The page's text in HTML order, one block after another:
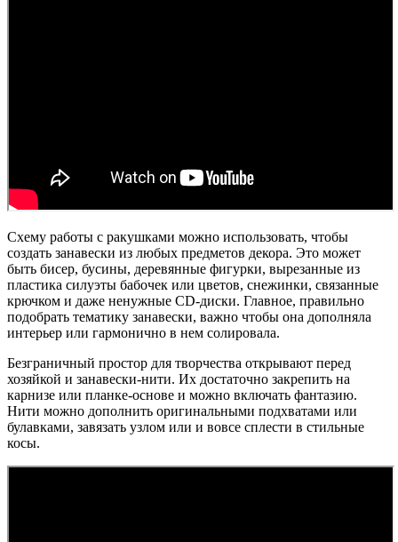
Схему работы с ракушками можно использовать, чтобы
создать занавески из любых предметов декора. Это может
быть бисер, бусины, деревянные фигурки, вырезанные из
пластика силуэты бабочек или цветов, снежинки, связанные
крючком и даже ненужные CD-диски. Главное, правильно
подобрать тематику занавески, важно чтобы она дополняла
интерьер или гармонично в нем солировала.
Безграничный простор для творчества открывают перед
хозяйкой и занавески-нити. Их достаточно закрепить на
карнизе или планке-основе и можно включать фантазию.
Нити можно дополнить оригинальными подхватами или
булавками, завязать узлом или и вовсе сплести в стильные
косы.